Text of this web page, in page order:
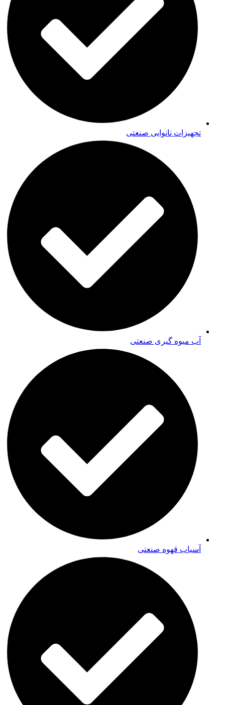
تجهیزات نانوایی صنعتی
آب میوه گیری صنعتی
آسیاب قهوه صنعتی